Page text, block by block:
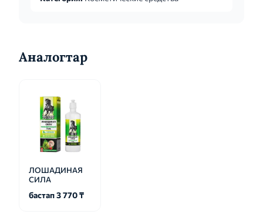
Аналогтар
ЛОШАДИНАЯ
СИЛА
бастап 3 770 ₸